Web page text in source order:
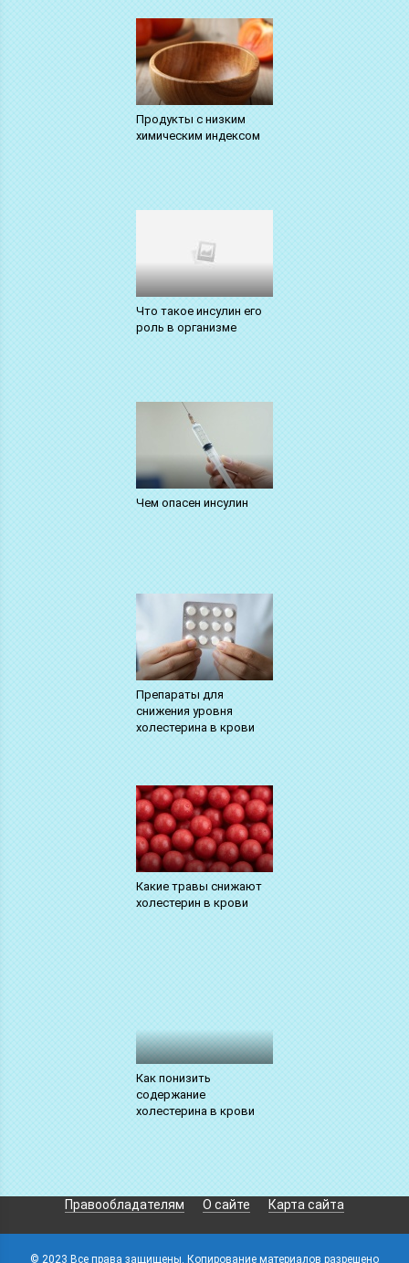
Продукты с низким
химическим индексом
Что такое инсулин его
роль в организме
Чем опасен инсулин
Препараты для
снижения уровня
холестерина в крови
Какие травы снижают
холестерин в крови
Как понизить
содержание
холестерина в крови
Правообладателям О сайте Карта сайта
© 2023 Все права защищены. Копирование материалов разрешено